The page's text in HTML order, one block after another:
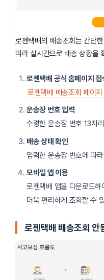
로젠택배의 배송조회는 간단
따라 실시간으로 배송 상황을
로젠택배 공식 홈페이지 접
로젠택배 배송조회 페이지
운송장 번호 입력
수령한 운송장 번호 13자
배송 상태 확인
입력한 운송장 번호에 따
모바일 앱 이용
로젠택배 앱을 다운로드
더욱 편리하게 조회할 수
로젠택배 배송조회 안